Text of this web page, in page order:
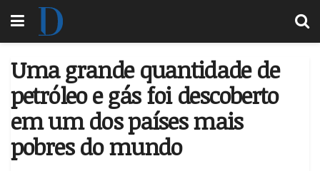
Uma grande quantidade de
petróleo e gás foi descoberto
em um dos países mais
pobres do mundo